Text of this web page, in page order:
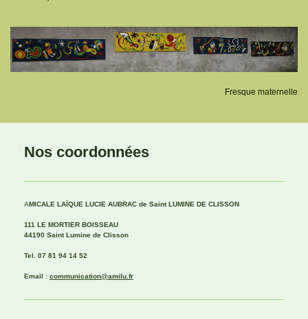
Fresque maternelle
Nos coordonnées
AMICALE LAÏQUE LUCIE AUBRAC de SaintLUMINE DE CLISSON
111 LE MORTIER BOISSEAU
44190 Saint Lumine de Clisson
Tel. 07 81 94 14 52
Email : communication@amilu.fr